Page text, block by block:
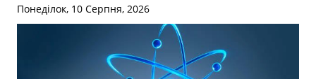
Понеділок, 10 Серпня, 2026